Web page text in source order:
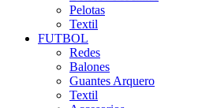
Pelotas
Textil
FUTBOL
Redes
Balones
Guantes Arquero
Textil